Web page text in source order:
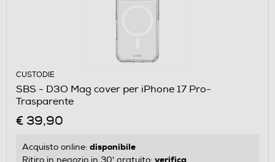
CUSTODIE
SBS - D3O Mag cover per iPhone 17 Pro-
Trasparente
€ 39,90
Acquisto online: disponibile
Ritiro in negozio in 30' gratuito: verifica